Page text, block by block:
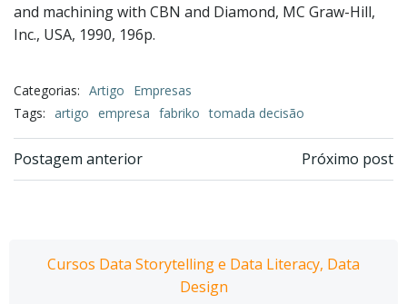
and machining with CBN and Diamond, MC Graw-Hill,
Inc., USA, 1990, 196p.
Categorias: Artigo
Empresas
Tags: artigo empresa fabriko tomada decisão
Navegação
Postagem anterior
Navegação
Próximo post
Cursos Data Storytelling e Data Literacy, Data
Design